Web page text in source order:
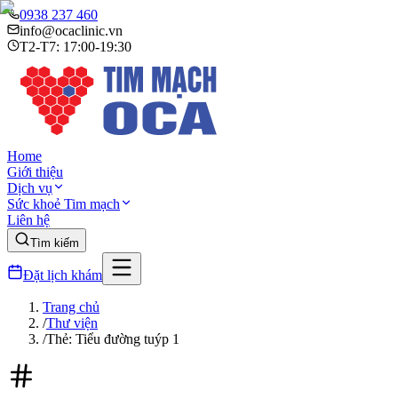
0938 237 460
info@ocaclinic.vn
T2-T7: 17:00-19:30
Home
Giới thiệu
Dịch vụ
Sức khoẻ Tim mạch
Liên hệ
Tìm kiếm
Đặt lịch khám
Trang chủ
/Thư viện
/Thẻ: Tiểu đường tuýp 1